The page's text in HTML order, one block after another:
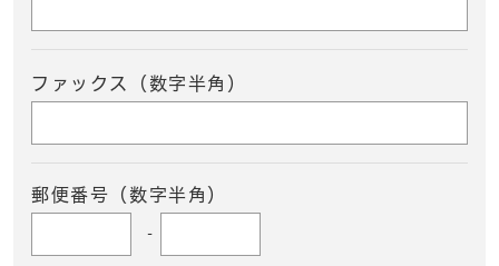
ファックス（数字半角）
郵便番号（数字半角）
-